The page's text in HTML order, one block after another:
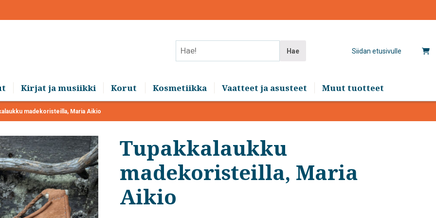
Siidan etusivulle
Hae
Kirjat ja musiikki Korut Kosmetiikka Vaatteet ja asusteet Muut tuotteet
madekoristeilla, Maria Aikio
Tupakkalaukku
madekoristeilla, Maria
Aikio